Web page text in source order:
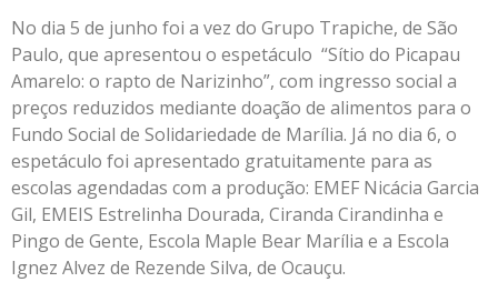
No dia 5 de junho foi a vez do Grupo Trapiche, de São
Paulo, que apresentou o espetáculo “Sítio do Picapau
Amarelo: o rapto de Narizinho”, com ingresso social a
preços reduzidos mediante doação de alimentos para o
Fundo Social de Solidariedade de Marília. Já no dia 6, o
espetáculo foi apresentado gratuitamente para as
escolas agendadas com a produção: EMEF Nicácia Garcia
Gil, EMEIS Estrelinha Dourada, Ciranda Cirandinha e
Pingo de Gente, Escola Maple Bear Marília e a Escola
Ignez Alvez de Rezende Silva, de Ocauçu.